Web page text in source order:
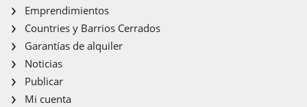
Emprendimientos
Countries y Barrios Cerrados
Garantías de alquiler
Noticias
Publicar
Mi cuenta